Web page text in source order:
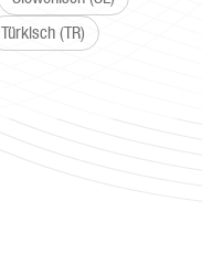
Türkisch (TR)